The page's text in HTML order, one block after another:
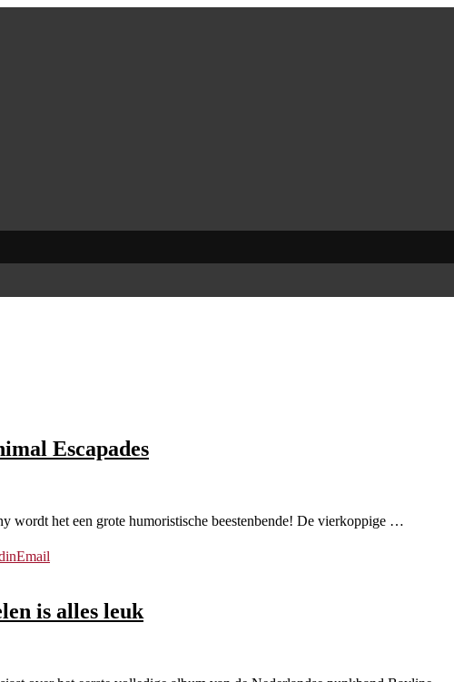
Escapades
wordt het een grote humoristische beestenbende! De vierkoppige …
Email
is alles leuk